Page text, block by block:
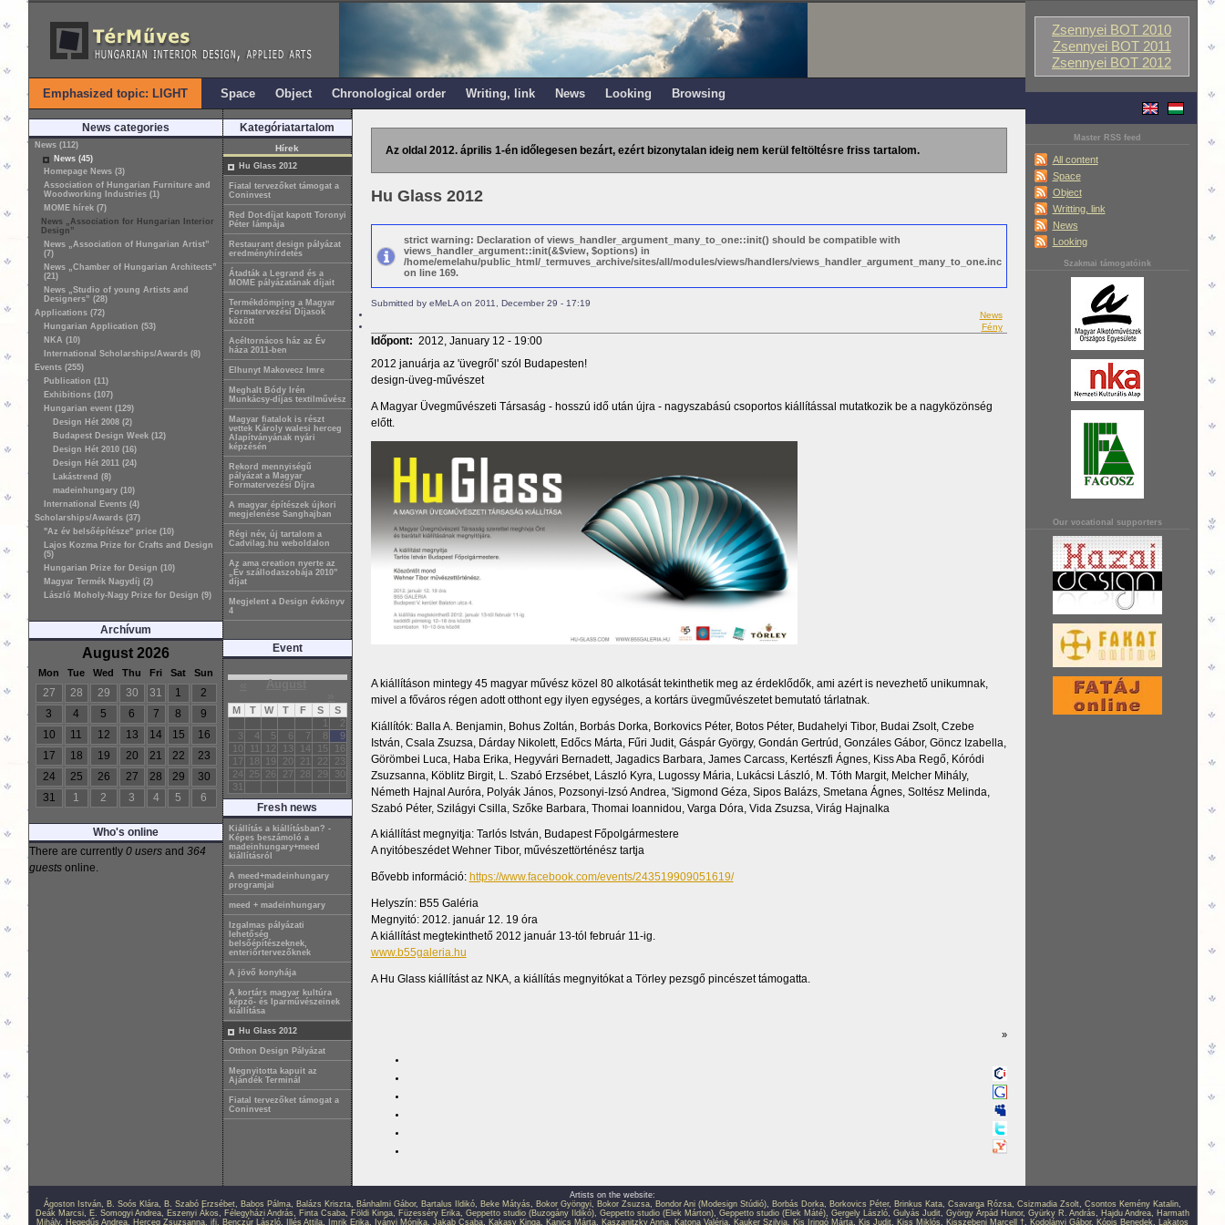
Zsennyei BOT 2010
Zsennyei BOT 2011
Zsennyei BOT 2012
Master RSS feed
All content
Space
Object
Writting, link
News
Looking
Szakmai támogatóink
Our vocational supporters
Emphasized topic: LIGHT Space Object Chronological order Writing, link News Looking Browsing
News categories
News (112)
News (45)
Homepage News (3)
Association of Hungarian Furniture and
Woodworking Industries (1)
MOME hírek (7)
News „Association for Hungarian Interior
Design”
News „Association of Hungarian Artist”
(7)
News „Chamber of Hungarian Architects”
(21)
News „Studio of young Artists and
Designers” (28)
Applications (72)
Hungarian Application (53)
NKA (10)
International Scholarships/Awards (8)
Events (255)
Publication (11)
Exhibitions (107)
Hungarian event (129)
Design Hét 2008 (2)
Budapest Design Week (12)
Design Hét 2010 (16)
Design Hét 2011 (24)
Lakástrend (8)
madeinhungary (10)
International Events (4)
Scholarships/Awards (37)
"Az év belsőépítésze" price (10)
Lajos Kozma Prize for Crafts and Design
(5)
Hungarian Prize for Design (10)
Magyar Termék Nagydíj (2)
László Moholy-Nagy Prize for Design (9)
Archívum
August 2026
Mon Tue Wed Thu Fri Sat Sun
27 28 29 30 31 1
2
3
4 5 6 7 8
9
10
11 12 13 14 15
16
17
18 19 20 21 22
23
24
25 26 27 28 29
30
31
1 2 3 4 5 6
Who's online
There are currently 0 usersand 364
guestsonline.
Kategóriatartalom
Hírek
Hu Glass 2012
Fiatal tervezőket támogat a
Coninvest
Red Dot-díjat kapott Toronyi
Péter lámpája
Restaurant design pályázat
eredményhírdetés
Átadták a Legrand és a
MOME pályázatának díjait
Termékdömping a Magyar
Formatervezési Díjasok
között
Acéltornácos ház az Év
háza 2011-ben
Elhunyt Makovecz Imre
Meghalt Bódy Irén
Munkácsy-díjas textilművész
Magyar fiatalok is részt
vettek Károly walesi herceg
Alapítványának nyári
képzésén
Rekord mennyiségű
pályázat a Magyar
Formatervezési Díjra
A magyar építészek újkori
megjelenése Sanghajban
Régi név, új tartalom a
Cadvilag.hu weboldalon
Az ama creation nyerte az
„Év szállodaszobája 2010”
díjat
Megjelent a Design évkönyv
4
Event
« August
M T W T F S
S
1
2
3
4 5 6 7 8
9
10
11 12 13 14 15
16
17
18 19 20 21 22
23
24
25 26 27 28 29
30
31
Fresh news
Kiállítás a kiállításban? -
Képes beszámoló a
madeinhungary+meed
kiállításról
A meed+madeinhungary
programjai
meed + madeinhungary
Izgalmas pályázati
lehetőség
belsőépítészeknek,
enteriőrtervezőknek
A jövő konyhája
A kortárs magyar kultúra
képző- és Iparművészeinek
kiállítása
Hu Glass 2012
Otthon Design Pályázat
Megnyitotta kapuit az
Ajándék Terminál
Fiatal tervezőket támogat a
Coninvest
Az oldal 2012. április 1-én időlegesen bezárt, ezért bizonytalan ideig nem kerül feltöltésre friss tartalom.
Hu Glass 2012
strict warning: Declaration of views_handler_argument_many_to_one::init() should be compatible with
views_handler_argument::init(&$view, $options) in
/home/emelahu/public_html/_termuves_archive/sites/all/modules/views/handlers/views_handler_argument_many_to_one.inc
on line 169.
Submitted by eMeLA on 2011, December 29 - 17:19
News
Fény
Időpont: 2012, January 12 - 19:00
2012 januárja az 'üvegről' szól Budapesten!
design-üveg-művészet
A Magyar Üvegművészeti Társaság - hosszú idő után újra - nagyszabású csoportos kiállítással mutatkozik be a nagyközönség
előtt.
A kiállításon mintegy 45 magyar művész közel 80 alkotását tekinthetik meg az érdeklődők, ami azért is nevezhető unikumnak,
mivel a főváros régen adott otthont egy ilyen egységes, a kortárs üvegművészetet bemutató tárlatnak.
Kiállítók: Balla A. Benjamin, Bohus Zoltán, Borbás Dorka, Borkovics Péter, Botos Péter, Budahelyi Tibor, Budai Zsolt, Czebe
István, Csala Zsuzsa, Dárday Nikolett, Edőcs Márta, Fűri Judit, Gáspár György, Gondán Gertrúd, Gonzáles Gábor, Göncz Izabella,
Görömbei Luca, Haba Erika, Hegyvári Bernadett, Jagadics Barbara, James Carcass, Kertészfi Ágnes, Kiss Aba Regő, Kóródi
Zsuzsanna, Köblitz Birgit, L. Szabó Erzsébet, László Kyra, Lugossy Mária, Lukácsi László, M. Tóth Margit, Melcher Mihály,
Németh Hajnal Auróra, Polyák János, Pozsonyi-Izsó Andrea, 'Sigmond Géza, Sipos Balázs, Smetana Ágnes, Soltész Melinda,
Szabó Péter, Szilágyi Csilla, Szőke Barbara, Thomai Ioannidou, Varga Dóra, Vida Zsuzsa, Virág Hajnalka
A kiállítást megnyitja: Tarlós István, Budapest Főpolgármestere
A nyitóbeszédet Wehner Tibor, művészettörténész tartja
Bővebb információ: https://www.facebook.com/events/243519909051619/
Helyszín: B55 Galéria
Megnyitó: 2012. január 12. 19 óra
A kiállítást megtekinthető 2012 január 13-tól február 11-ig.
www.b55galeria.hu
A Hu Glass kiállítást az NKA, a kiállítás megnyitókat a Törley pezsgő pincészet támogatta.
»
Artists on the website:
Ágoston István, B. Soós Klára, B. Szabó Erzsébet, Babos Pálma, Balázs Kriszta, Bánhalmi Gábor, Bartalus Ildikó, Beke Mátyás, Bokor Gyöngyi, Bokor Zsuzsa, Bondor Ani (Modesign Stúdió), Borbás Dorka, Borkovics Péter, Brinkus Kata, Csavarga Rózsa, Csizmadia Zsolt, Csontos Kemény Katalin,
Deák Marcsi, E. Somogyi Andrea, Eszenyi Ákos, Félegyházi András, Finta Csaba, Földi Kinga, Füzesséry Erika, Geppetto studio (Buzogány Ildikó), Geppetto studio (Elek Márton), Geppetto studio (Elek Máté), Gergely László, Gulyás Judit, György Árpád Hunor, Gyürky R. András, Hajdu Andrea, Harmath
Mihály, Hegedűs Andrea, Herceg Zsuzsanna, ifj. Benczúr László, Illés Attila, Imrik Erika, Iványi Mónika, Jakab Csaba, Kakasy Kinga, Kanics Márta, Kaszanitzky Anna, Katona Valéria, Kauker Szilvia, Kis Iringó Márta, Kis Judit, Kiss Miklós, Kisszebeni Marcell †, Kodolányi Gábor, Kópis Benedek, Lakatos